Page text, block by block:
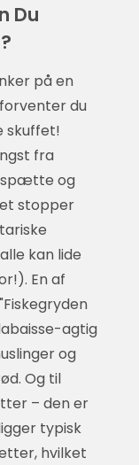
Du
på en
du
skuffet!
fra
og
stopper
kan lide
En af
agtig
og
Og til
– den er
typisk
hvilket